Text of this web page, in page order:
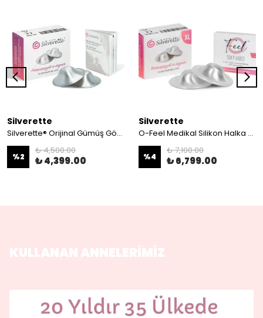
Silverette
Silverette® Orijinal Gümüş Göğüs Ucu Koruyucu Kapakları Standart Beden
%2
₺ 4,500.00
₺ 4,399.00
Silverette
O-Feel Medikal Silikon Halka + Silverette® Medium(XL)Gümüş Göğüs Ucu Koruma Kapakları
%4
₺ 7,100.00
₺ 6,799.00